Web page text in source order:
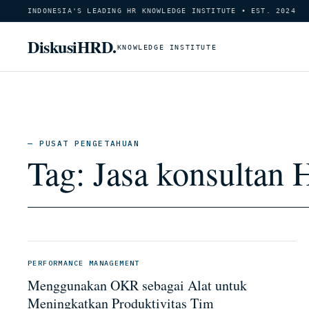
INDONESIA'S LEADING HR KNOWLEDGE INSTITUTE • EST. 2024
DiskusiHRD.KNOWLEDGE INSTITUTE
— PUSAT PENGETAHUAN
Tag: Jasa konsultan
PERFORMANCE MANAGEMENT
Menggunakan OKR sebagai Alat untuk
Meningkatkan Produktivitas Tim